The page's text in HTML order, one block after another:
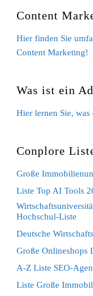
Content
Hier finden Sie
Content Marketing!
Was ist ein
Hier lernen Sie,
Conplore
Große
Liste Top AI Tools
Hochschul-Liste
Deutsche
Große Onlineshops
A-Z Liste SEO-
Liste Große